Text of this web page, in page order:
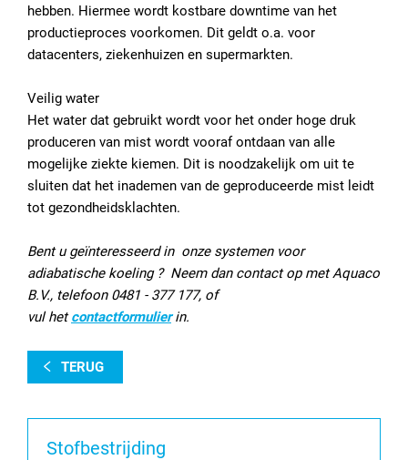
hebben. Hiermee wordt kostbare downtime van het
productieproces voorkomen. Dit geldt o.a. voor
datacenters, ziekenhuizen en supermarkten.
Veilig water
Het water dat gebruikt wordt voor het onder hoge druk
produceren van mist wordt vooraf ontdaan van alle
mogelijke ziekte kiemen. Dit is noodzakelijk om uit te
sluiten dat het inademen van de geproduceerde mist leidt
tot gezondheidsklachten.
Bent u geïnteresseerd in onze systemen voor
adiabatische koeling ? Neem dan contact op met Aquaco
B.V., telefoon 0481 - 377 177, of
vul hetcontactformulier in.
TERUG
Stofbestrijding